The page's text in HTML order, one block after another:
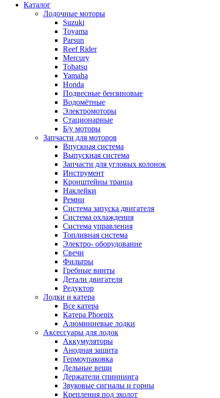
Каталог
Лодочные моторы
Suzuki
Toyama
Parsun
Reef Rider
Mercury
Tohatsu
Yamaha
Honda
Подвесные бензиновые
Водомётные
Электромоторы
Стационарные
Б/у моторы
Запчасти для моторов
Впускная система
Выпускная система
Запчасти для угловых колонок
Инструмент
Кронштейны транца
Наклейки
Ремни
Система запуска двигателя
Система охлаждения
Система управления
Топливная система
Электро- оборудование
Свечи
Фильтры
Гребные винты
Детали двигателя
Редуктор
Лодки и катера
Все катера
Катера Phoenix
Алюминиевые лодки
Аксессуары для лодок
Аккумуляторы
Анодная защита
Гермоупаковка
Дельные вещи
Держатели спиннинга
Звуковые сигналы и горны
Крепления под эхолот